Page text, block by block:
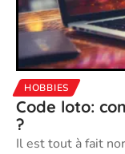
HOBBIES
Code loto:
?
Il est tout à fait